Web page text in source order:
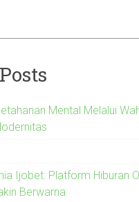
Mental Melalui
Ijobet: Platform Hiburan
Berwarna